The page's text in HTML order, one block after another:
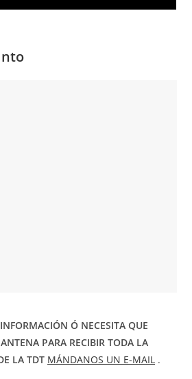
Ó NECESITA QUE
PARA RECIBIR TODA LA
LA TDT MÁNDANOS UN E-MAIL .